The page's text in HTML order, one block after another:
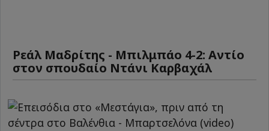
Ρεάλ Μαδρίτης - Μπιλμπάο 4-2: Αντίο
στον σπουδαίο Ντάνι Καρβαχάλ